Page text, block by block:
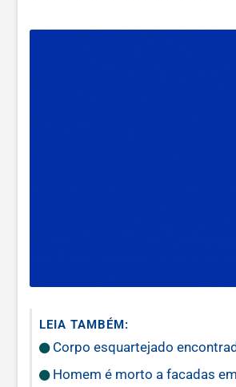
LEIA TAMBÉM:
Corpo esquartejado
Homem é morto a facadas